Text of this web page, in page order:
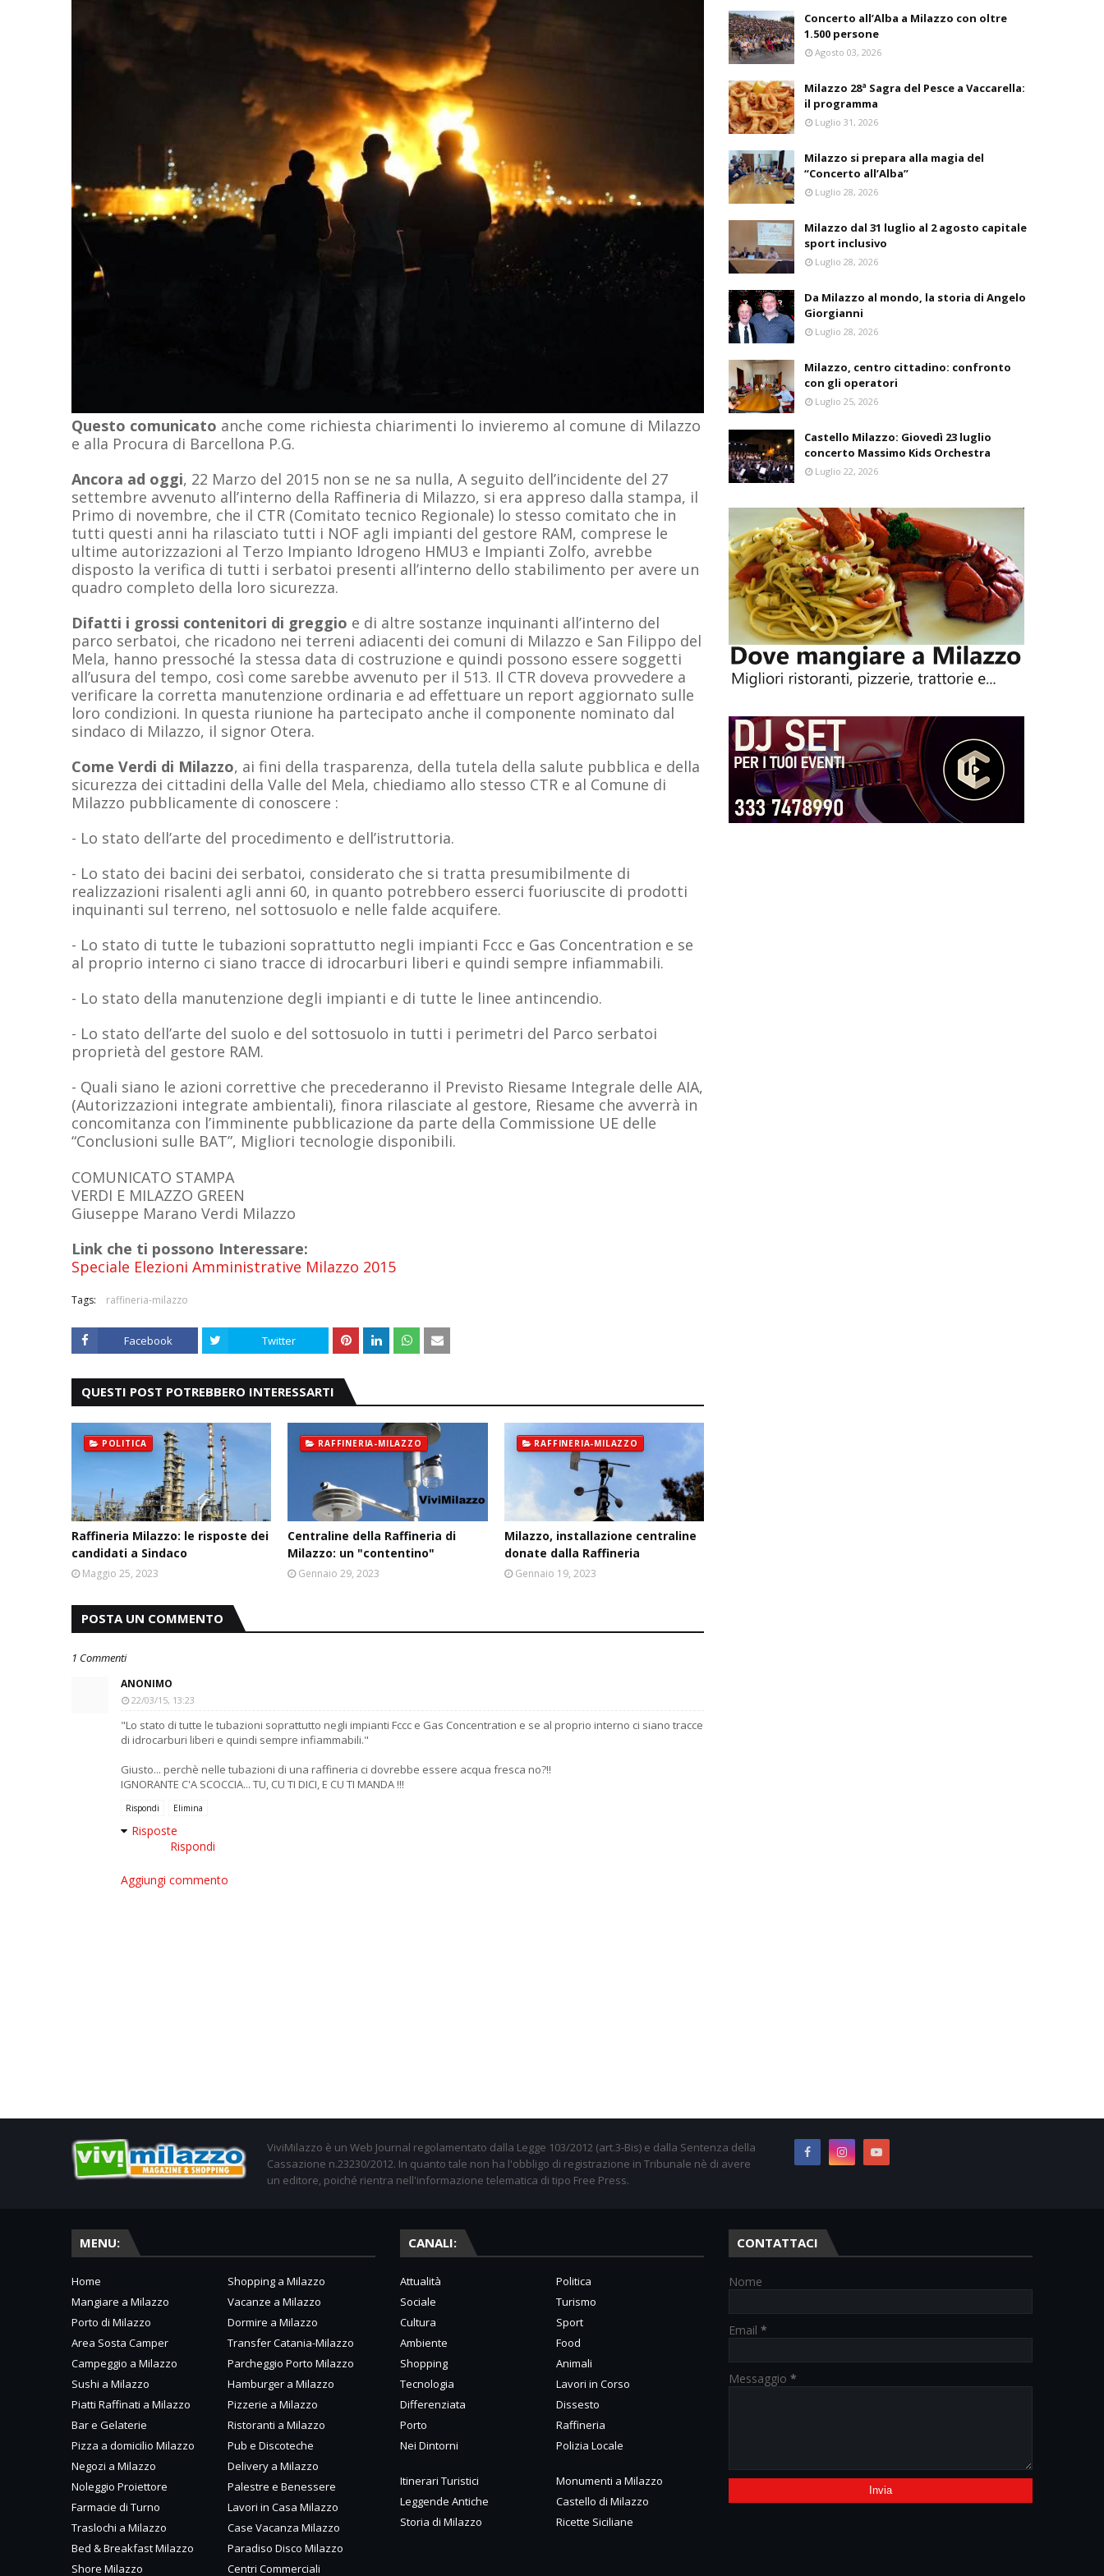
Questo comunicato anche come richiesta chiarimenti lo invieremo al comune di Milazzo
e alla Procura di Barcellona P.G.
Ancora ad oggi, 22 Marzo del 2015 non se ne sa nulla, A seguito dell’incidente del 27
settembre avvenuto all’interno della Raffineria di Milazzo, si era appreso dalla stampa, il
Primo di novembre, che il CTR (Comitato tecnico Regionale) lo stesso comitato che in
tutti questi anni ha rilasciato tutti i NOF agli impianti del gestore RAM, comprese le
ultime autorizzazioni al Terzo Impianto Idrogeno HMU3 e Impianti Zolfo, avrebbe
disposto la verifica di tutti i serbatoi presenti all’interno dello stabilimento per avere un
quadro completo della loro sicurezza.
Difatti i grossi contenitori di greggio e di altre sostanze inquinanti all’interno del
parco serbatoi, che ricadono nei terreni adiacenti dei comuni di Milazzo e San Filippo del
Mela, hanno pressoché la stessa data di costruzione e quindi possono essere soggetti
all’usura del tempo, così come sarebbe avvenuto per il 513. Il CTR doveva provvedere a
verificare la corretta manutenzione ordinaria e ad effettuare un report aggiornato sulle
loro condizioni. In questa riunione ha partecipato anche il componente nominato dal
sindaco di Milazzo, il signor Otera.
Come Verdi di Milazzo, ai fini della trasparenza, della tutela della salute pubblica e della
sicurezza dei cittadini della Valle del Mela, chiediamo allo stesso CTR e al Comune di
Milazzo pubblicamente di conoscere :
- Lo stato dell’arte del procedimento e dell’istruttoria.
- Lo stato dei bacini dei serbatoi, considerato che si tratta presumibilmente di
realizzazioni risalenti agli anni 60, in quanto potrebbero esserci fuoriuscite di prodotti
inquinanti sul terreno, nel sottosuolo e nelle falde acquifere.
- Lo stato di tutte le tubazioni soprattutto negli impianti Fccc e Gas Concentration e se
al proprio interno ci siano tracce di idrocarburi liberi e quindi sempre infiammabili.
- Lo stato della manutenzione degli impianti e di tutte le linee antincendio.
- Lo stato dell’arte del suolo e del sottosuolo in tutti i perimetri del Parco serbatoi
proprietà del gestore RAM.
- Quali siano le azioni correttive che precederanno il Previsto Riesame Integrale delle AIA,
(Autorizzazioni integrate ambientali), finora rilasciate al gestore, Riesame che avverrà in
concomitanza con l’imminente pubblicazione da parte della Commissione UE delle
“Conclusioni sulle BAT”, Migliori tecnologie disponibili.
COMUNICATO STAMPA
VERDI E MILAZZO GREEN
Giuseppe Marano Verdi Milazzo
Link che ti possono Interessare:
Speciale Elezioni Amministrative Milazzo 2015
Tags: raffineria-milazzo
Facebook Twitter
QUESTI POST POTREBBERO INTERESSARTI
POLITICA
Raffineria Milazzo: le risposte dei
candidati a Sindaco
Maggio 25, 2023
RAFFINERIA-MILAZZO
Centraline della Raffineria di
Milazzo: un "contentino"
Gennaio 29, 2023
RAFFINERIA-MILAZZO
Milazzo, installazione centraline
donate dalla Raffineria
Gennaio 19, 2023
POSTA UN COMMENTO
1 Commenti
ANONIMO
22/03/15, 13:23
"Lo stato di tutte le tubazioni soprattutto negli impianti Fccc e Gas Concentration e se al proprio interno ci siano tracce
di idrocarburi liberi e quindi sempre infiammabili."
Giusto... perchè nelle tubazioni di una raffineria ci dovrebbe essere acqua fresca no?!!
IGNORANTE C'A SCOCCIA... TU, CU TI DICI, E CU TI MANDA !!!
Rispondi Elimina
Risposte
Rispondi
Aggiungi commento
Concerto all’Alba a Milazzo con oltre
1.500 persone
Agosto 03, 2026
Milazzo 28ª Sagra del Pesce a Vaccarella:
il programma
Luglio 31, 2026
Milazzo si prepara alla magia del
“Concerto all’Alba”
Luglio 28, 2026
Milazzo dal 31 luglio al 2 agosto capitale
sport inclusivo
Luglio 28, 2026
Da Milazzo al mondo, la storia di Angelo
Giorgianni
Luglio 28, 2026
Milazzo, centro cittadino: confronto
con gli operatori
Luglio 25, 2026
Castello Milazzo: Giovedì 23 luglio
concerto Massimo Kids Orchestra
Luglio 22, 2026
ViviMilazzo è un Web Journal regolamentato dalla Legge 103/2012 (art.3-Bis) e dalla Sentenza della
Cassazione n.23230/2012. In quanto tale non ha l'obbligo di registrazione in Tribunale nè di avere
un editore, poiché rientra nell'informazione telematica di tipo Free Press.
MENU:
Home
Shopping a Milazzo
Mangiare a Milazzo
Vacanze a Milazzo
Porto di Milazzo
Dormire a Milazzo
Area Sosta Camper
Transfer Catania-Milazzo
Campeggio a Milazzo
Parcheggio Porto Milazzo
Sushi a Milazzo
Hamburger a Milazzo
Piatti Raffinati a Milazzo
Pizzerie a Milazzo
Bar e Gelaterie
Ristoranti a Milazzo
Pizza a domicilio Milazzo
Pub e Discoteche
Negozi a Milazzo
Delivery a Milazzo
Noleggio Proiettore
Palestre e Benessere
Farmacie di Turno
Lavori in Casa Milazzo
Traslochi a Milazzo
Case Vacanza Milazzo
Bed & Breakfast Milazzo
Paradiso Disco Milazzo
Shore Milazzo
Centri Commerciali
CANALI:
Attualità
Politica
Sociale
Turismo
Cultura
Sport
Ambiente
Food
Shopping
Animali
Tecnologia
Lavori in Corso
Differenziata
Dissesto
Porto
Raffineria
Nei Dintorni
Polizia Locale
Itinerari Turistici
Monumenti a Milazzo
Leggende Antiche
Castello di Milazzo
Storia di Milazzo
Ricette Siciliane
CONTATTACI
Nome
Email *
Messaggio *